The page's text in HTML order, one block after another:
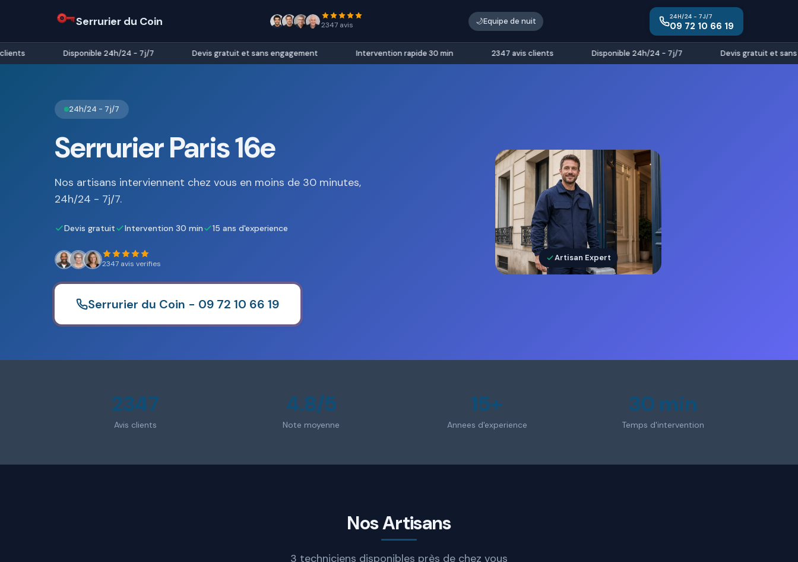
Serrurier du Coin 2347 avis 🌙Equipe de nuit 24H/24 - 7J/7
09 72 10 66 19
Disponible 24h/24 - 7j/7 Devis gratuit et sans engagement Intervention rapide 30 min 2347 avis clients Disponible 24h/24 - 7j/7 Devis gratuit et sans
24h/24 - 7j/7
Serrurier Paris 16e
Nos artisans interviennent chez vous en moins de 30 minutes,
24h/24 - 7j/7.
Devis gratuit Intervention 30 min 15 ans d'experience
2347 avis verifies
Serrurier du Coin - 09 72 10 66 19
Artisan Expert
2347
Avis clients
4.8/5
Note moyenne
15+
Annees d'experience
30 min
Temps d'intervention
Nos Artisans
3 techniciens disponibles près de chez vous